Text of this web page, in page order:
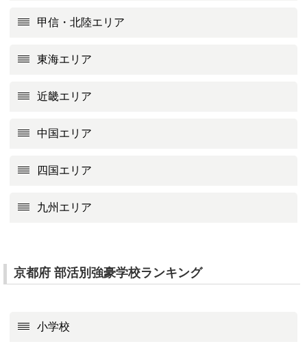
甲信・北陸エリア
東海エリア
近畿エリア
中国エリア
四国エリア
九州エリア
京都府 部活別強豪学校ランキング
小学校